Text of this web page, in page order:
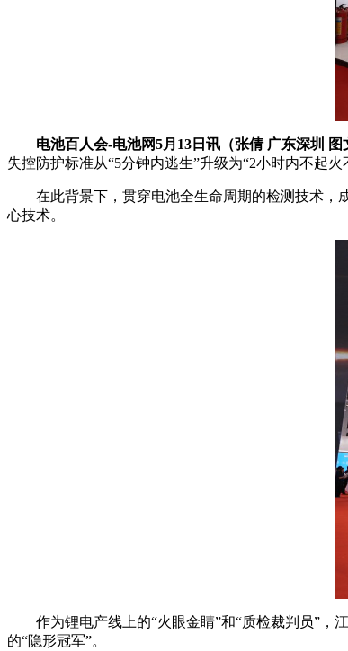
电池百人会-电池网5月13日讯（张倩 广东深圳 图
失控防护标准从“5分钟内逃生”升级为“2小时内不起火
在此背景下，贯穿电池全生命周期的检测技术，
心技术。
作为锂电产线上的“火眼金睛”和“质检裁判员”
的“隐形冠军”。